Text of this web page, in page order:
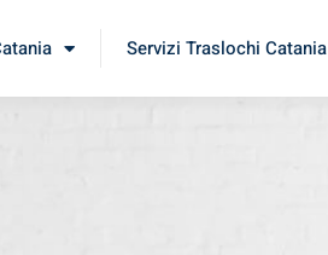
Servizi Traslochi Catania